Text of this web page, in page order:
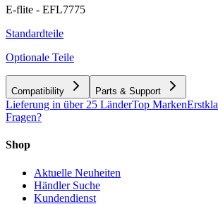
E-flite - EFL7775
Standardteile
Optionale Teile
Compatibility Parts & Support
Lieferung in über 25 LänderTop Marken
Fragen?
Shop
Aktuelle Neuheiten
Händler Suche
Kundendienst